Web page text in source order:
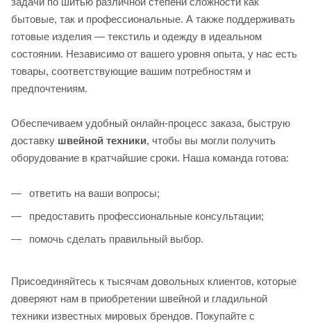
бытовые, так и профессиональные. А также поддерживать
готовые изделия — текстиль и одежду в идеальном
состоянии. Независимо от вашего уровня опыта, у нас есть
товары, соответствующие вашим потребностям и
предпочтениям.
Обеспечиваем удобный онлайн-процесс заказа, быструю
доставку швейной техники, чтобы вы могли получить
оборудование в кратчайшие сроки. Наша команда готова:
ответить на ваши вопросы;
предоставить профессиональные консультации;
помочь сделать правильный выбор.
Присоединяйтесь к тысячам довольных клиентов, которые
доверяют нам в приобретении швейной и гладильной
техники известных мировых брендов. Покупайте с